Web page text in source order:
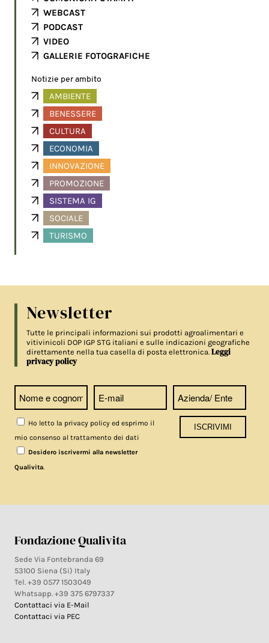
WEBCAST
PODCAST
VIDEO
GALLERIE FOTOGRAFICHE
Notizie per ambito
AMBIENTE
BENESSERE
CULTURA
ECONOMIA
INNOVAZIONE
PROMOZIONE
SISTEMA IG
SOCIALE
TURISMO
Newsletter
Tutte le principali informazioni sui prodotti agroalimentari e
vitivinicoli DOP IGP STG italiani e sulle indicazioni geografiche
direttamente nella tua casella di posta elettronica.Leggi
privacy policy
Ho letto la privacy policy ed esprimo il
mio consenso al trattamento dei dati
Desidero iscrivermi alla newsletter
Qualivita.
Fondazione Qualivita
Sede Via Fontebranda 69
53100 Siena (Si) Italy
Tel. +39 0577 1503049
Whatsapp. +39 375 6797337
Contattaci via E-Mail
Contattaci via PEC